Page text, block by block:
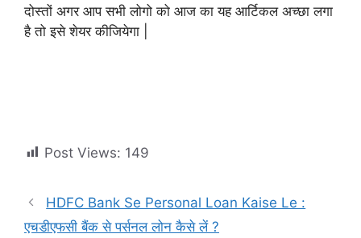
दोस्तों अगर आप सभी लोगो को आज का यह आर्टिकल अच्छा लगा
है तो इसे शेयर कीजियेगा |
Post Views: 149
HDFC Bank Se Personal Loan Kaise Le :
एचडीएफसी बैंक से पर्सनल लोन कैसे लें ?